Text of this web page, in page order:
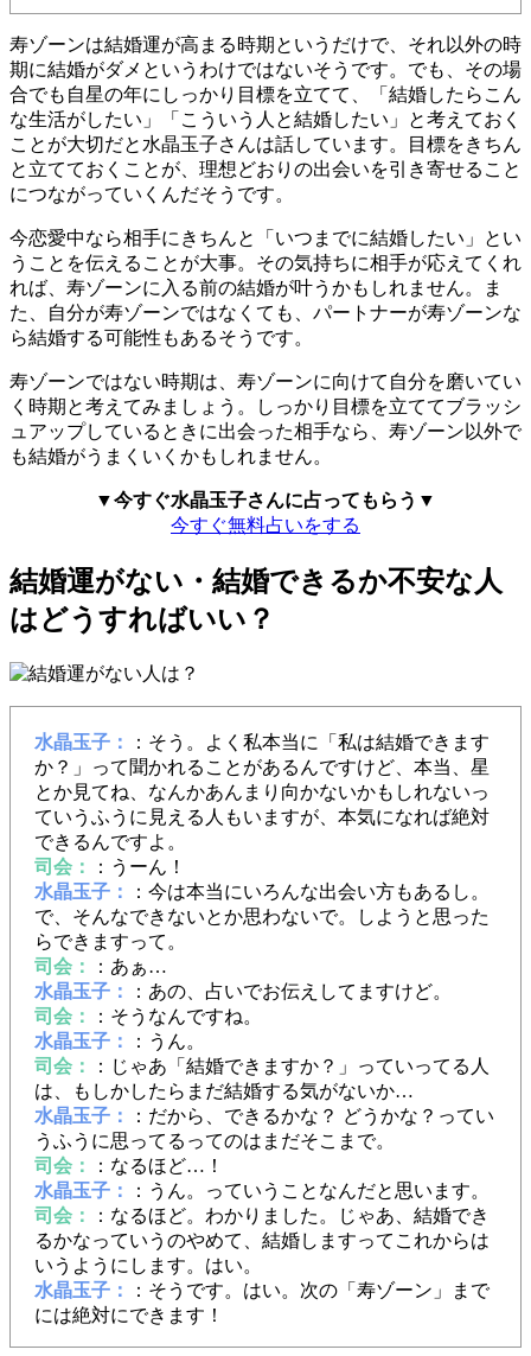
寿ゾーンは結婚運が高まる時期というだけで、それ以外の時
期に結婚がダメというわけではないそうです。でも、その場
合でも自星の年にしっかり目標を立てて、「結婚したらこん
な生活がしたい」「こういう人と結婚したい」と考えておく
ことが大切だと水晶玉子さんは話しています。目標をきちん
と立てておくことが、理想どおりの出会いを引き寄せること
につながっていくんだそうです。
今恋愛中なら相手にきちんと「いつまでに結婚したい」とい
うことを伝えることが大事。その気持ちに相手が応えてくれ
れば、寿ゾーンに入る前の結婚が叶うかもしれません。ま
た、自分が寿ゾーンではなくても、パートナーが寿ゾーンな
ら結婚する可能性もあるそうです。
寿ゾーンではない時期は、寿ゾーンに向けて自分を磨いてい
く時期と考えてみましょう。しっかり目標を立ててブラッシ
ュアップしているときに出会った相手なら、寿ゾーン以外で
も結婚がうまくいくかもしれません。
▼今すぐ水晶玉子さんに占ってもらう▼
今すぐ無料占いをする
結婚運がない・結婚できるか不安な人
はどうすればいい？
水晶玉子：
：そう。よく私本当に「私は結婚できます
か？」って聞かれることがあるんですけど、本当、星
とか見てね、なんかあんまり向かないかもしれないっ
ていうふうに見える人もいますが、本気になれば絶対
できるんですよ。
司会：
：うーん！
水晶玉子：
：今は本当にいろんな出会い方もあるし。
で、そんなできないとか思わないで。しようと思った
らできますって。
司会：
：あぁ…
水晶玉子：
：あの、占いでお伝えしてますけど。
司会：
：そうなんですね。
水晶玉子：
：うん。
司会：
：じゃあ「結婚できますか？」っていってる人
は、もしかしたらまだ結婚する気がないか…
水晶玉子：
：だから、できるかな？ どうかな？ってい
うふうに思ってるってのはまだそこまで。
司会：
：なるほど…！
水晶玉子：
：うん。っていうことなんだと思います。
司会：
：なるほど。わかりました。じゃあ、結婚でき
るかなっていうのやめて、結婚しますってこれからは
いうようにします。はい。
水晶玉子：
：そうです。はい。次の「寿ゾーン」まで
には絶対にできます！